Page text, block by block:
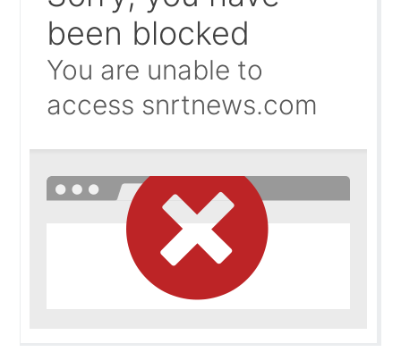
واشنطن تفتح ملف المينورسو من العيون..
غضب تونسي في وجه تبون.. رسالة نارية ترفض «الوصاية